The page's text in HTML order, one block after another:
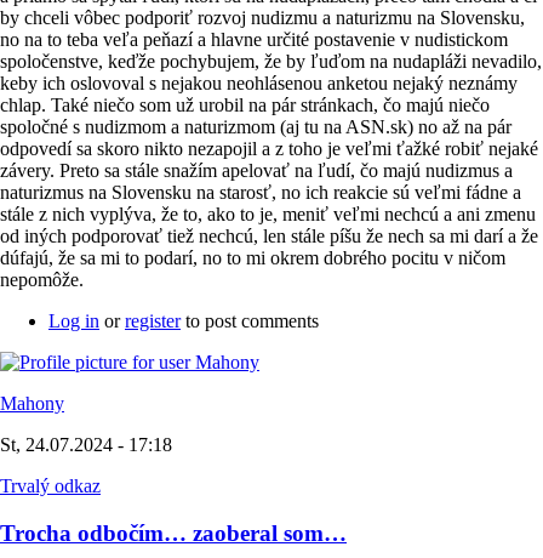
by chceli vôbec podporiť rozvoj nudizmu a naturizmu na Slovensku,
no na to teba veľa peňazí a hlavne určité postavenie v nudistickom
spoločenstve, keďže pochybujem, že by ľuďom na nudapláži nevadilo,
keby ich oslovoval s nejakou neohlásenou anketou nejaký neznámy
chlap. Také niečo som už urobil na pár stránkach, čo majú niečo
spoločné s nudizmom a naturizmom (aj tu na ASN.sk) no až na pár
odpovedí sa skoro nikto nezapojil a z toho je veľmi ťažké robiť nejaké
závery. Preto sa stále snažím apelovať na ľudí, čo majú nudizmus a
naturizmus na Slovensku na starosť, no ich reakcie sú veľmi fádne a
stále z nich vyplýva, že to, ako to je, meniť veľmi nechcú a ani zmenu
od iných podporovať tiež nechcú, len stále píšu že nech sa mi darí a že
dúfajú, že sa mi to podarí, no to mi okrem dobrého pocitu v ničom
nepomôže.
Log in orregisterto post comments
Mahony
St, 24.07.2024 - 17:18
Trvalý odkaz
Trocha odbočím… zaoberal som…